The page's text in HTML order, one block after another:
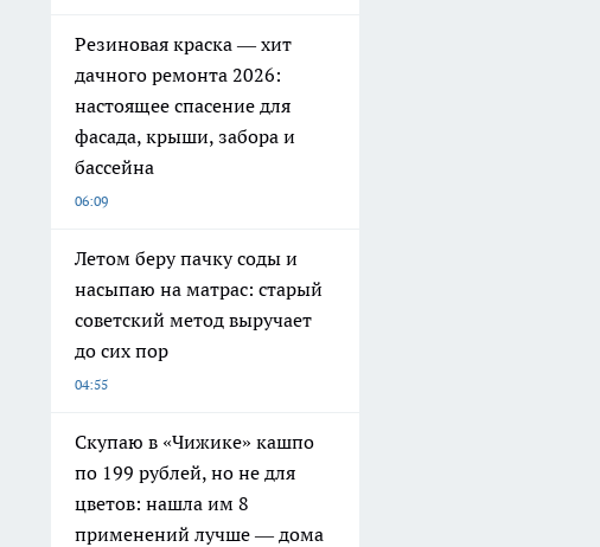
Резиновая краска — хит
дачного ремонта 2026:
настоящее спасение для
фасада, крыши, забора и
бассейна
06:09
Летом беру пачку соды и
насыпаю на матрас: старый
советский метод выручает
до сих пор
04:55
Скупаю в «Чижике» кашпо
по 199 рублей, но не для
цветов: нашла им 8
применений лучше — дома